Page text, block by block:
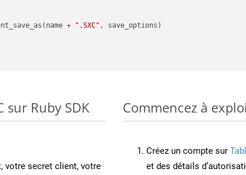
+
".SXC" , save_options)
sur Ruby SDK
votre secret client, votre
Commencez à
Créez un compte sur
et des détails